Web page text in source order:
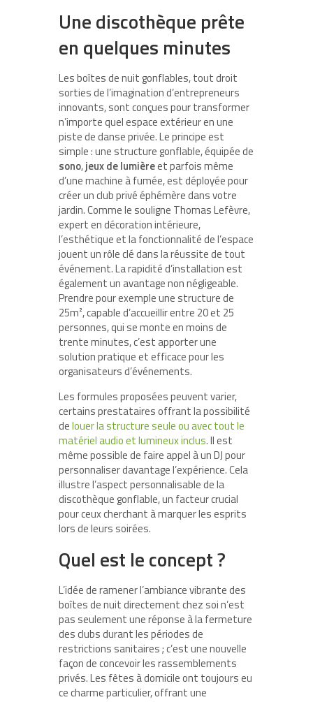
Une discothèque prête
en quelques minutes
Les boîtes de nuit gonflables, tout droit
sorties de l’imagination d’entrepreneurs
innovants, sont conçues pour transformer
n’importe quel espace extérieur en une
piste de danse privée. Le principe est
simple : une structure gonflable, équipée de
sono,jeux de lumièreet parfois même
d’une machine à fumée, est déployée pour
créer un club privé éphémère dans votre
jardin. Comme le souligne Thomas Lefèvre,
expert en décoration intérieure,
l’esthétique et la fonctionnalité de l’espace
jouent un rôle clé dans la réussite de tout
événement. La rapidité d’installation est
également un avantage non négligeable.
Prendre pour exemple une structure de
25m², capable d’accueillir entre 20 et 25
personnes, qui se monte en moins de
trente minutes, c’est apporter une
solution pratique et efficace pour les
organisateurs d’événements.
Les formules proposées peuvent varier,
certains prestataires offrant la possibilité
delouer la structure seule ou avec tout le
matériel audio et lumineux inclus. Il est
même possible de faire appel à un DJ pour
personnaliser davantage l’expérience. Cela
illustre l’aspect personnalisable de la
discothèque gonflable, un facteur crucial
pour ceux cherchant à marquer les esprits
lors de leurs soirées.
Quel est le concept ?
L’idée de ramener l’ambiance vibrante des
boîtes de nuit directement chez soi n’est
pas seulement une réponse à la fermeture
des clubs durant les périodes de
restrictions sanitaires ; c’est une nouvelle
façon de concevoir les rassemblements
privés. Les fêtes à domicile ont toujours eu
ce charme particulier, offrant une